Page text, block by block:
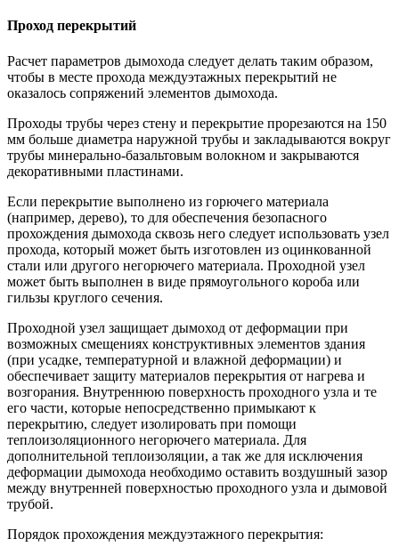
Проход перекрытий
Расчет параметров дымохода следует делать таким образом,
чтобы в месте прохода междуэтажных перекрытий не
оказалось сопряжений элементов дымохода.
Проходы трубы через стену и перекрытие прорезаются на 150
мм больше диаметра наружной трубы и закладываются вокруг
трубы минерально-базальтовым волокном и закрываются
декоративными пластинами.
Если перекрытие выполнено из горючего материала
(например, дерево), то для обеспечения безопасного
прохождения дымохода сквозь него следует использовать узел
прохода, который может быть изготовлен из оцинкованной
стали или другого негорючего материала. Проходной узел
может быть выполнен в виде прямоугольного короба или
гильзы круглого сечения.
Проходной узел защищает дымоход от деформации при
возможных смещениях конструктивных элементов здания
(при усадке, температурной и влажной деформации) и
обеспечивает защиту материалов перекрытия от нагрева и
возгорания. Внутреннюю поверхность проходного узла и те
его части, которые непосредственно примыкают к
перекрытию, следует изолировать при помощи
теплоизоляционного негорючего материала. Для
дополнительной теплоизоляции, а так же для исключения
деформации дымохода необходимо оставить воздушный зазор
между внутренней поверхностью проходного узла и дымовой
трубой.
Порядок прохождения междуэтажного перекрытия: